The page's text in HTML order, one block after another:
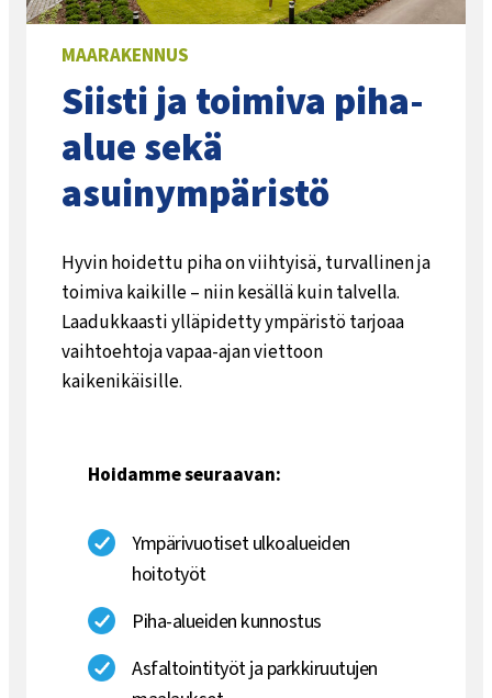
MAARAKENNUS
Siisti ja toimiva piha-
alue sekä
asuinympäristö
Hyvin hoidettu piha on viihtyisä, turvallinen ja
toimiva kaikille – niin kesällä kuin talvella.
Laadukkaasti ylläpidetty ympäristö tarjoaa
vaihtoehtoja vapaa-ajan viettoon
kaikenikäisille.
Hoidamme seuraavan:
Ympärivuotiset ulkoalueiden
hoitotyöt
Piha-alueiden kunnostus
Asfaltointityöt ja parkkiruutujen